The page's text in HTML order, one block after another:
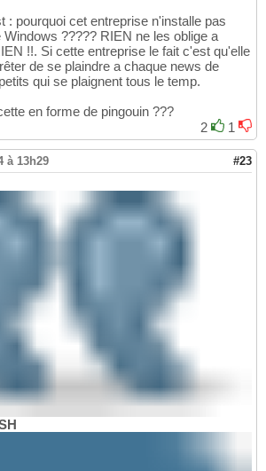
: pourquoi cet entreprise n'installe pas
Windows ????? RIEN ne les oblige a
!!. Si cette entreprise le fait c'est qu'elle
de se plaindre a chaque news de
qui se plaignent tous le temp.
en forme de pingouin ???
2
1
à 13h29 #23